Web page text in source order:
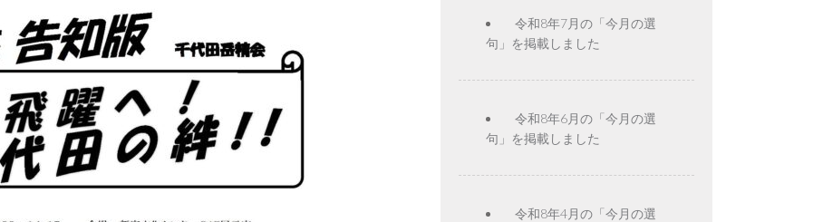
令和8年7月の「今月の選
句」を掲載しました
令和8年6月の「今月の選
句」を掲載しました
令和8年4月の「今月の選